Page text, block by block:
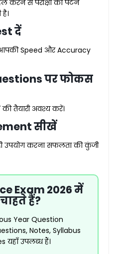
करने से परीक्षा का पैटर्न
दें
आपकी Speed और Accuracy
पर फोकस
की तैयारी अवश्य करें।
सीखें
उपयोग करना सफलता की कुंजी
Exam 2026 में
हैं?
Year Question
Notes, Syllabus
यहाँ उपलब्ध हैं।